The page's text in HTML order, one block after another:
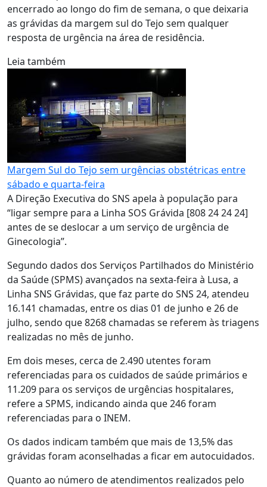
encerrado ao longo do fim de semana, o que deixaria
as grávidas da margem sul do Tejo sem qualquer
resposta de urgência na área de residência.
Leia também
Margem Sul do Tejo sem urgências obstétricas entre
sábado e quarta-feira
A Direção Executiva do SNS apela à população para
“ligar sempre para a Linha SOS Grávida [808 24 24 24]
antes de se deslocar a um serviço de urgência de
Ginecologia”.
Segundo dados dos Serviços Partilhados do Ministério
da Saúde (SPMS) avançados na sexta-feira à Lusa, a
Linha SNS Grávidas, que faz parte do SNS 24, atendeu
16.141 chamadas, entre os dias 01 de junho e 26 de
julho, sendo que 8268 chamadas se referem às triagens
realizadas no mês de junho.
Em dois meses, cerca de 2.490 utentes foram
referenciadas para os cuidados de saúde primários e
11.209 para os serviços de urgências hospitalares,
refere a SPMS, indicando ainda que 246 foram
referenciadas para o INEM.
Os dados indicam também que mais de 13,5% das
grávidas foram aconselhadas a ficar em autocuidados.
Quanto ao número de atendimentos realizados pelo